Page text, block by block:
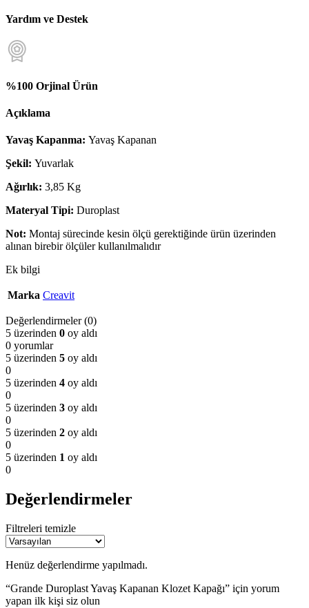
Yardım ve Destek
%100 Orjinal Ürün
Açıklama
Yavaş Kapanma: Yavaş Kapanan
Şekil: Yuvarlak
Ağırlık: 3,85 Kg
Materyal Tipi: Duroplast
Not: Montaj sürecinde kesin ölçü gerektiğinde ürün üzerinden
alınan birebir ölçüler kullanılmalıdır
Ek bilgi
Marka Creavit
Değerlendirmeler (0)
5 üzerinden 0 oy aldı
0 yorumlar
5 üzerinden 5 oy aldı
0
5 üzerinden 4 oy aldı
0
5 üzerinden 3 oy aldı
0
5 üzerinden 2 oy aldı
0
5 üzerinden 1 oy aldı
0
Değerlendirmeler
Filtreleri temizle
Henüz değerlendirme yapılmadı.
“Grande Duroplast Yavaş Kapanan Klozet Kapağı” için yorum
yapan ilk kişi siz olun